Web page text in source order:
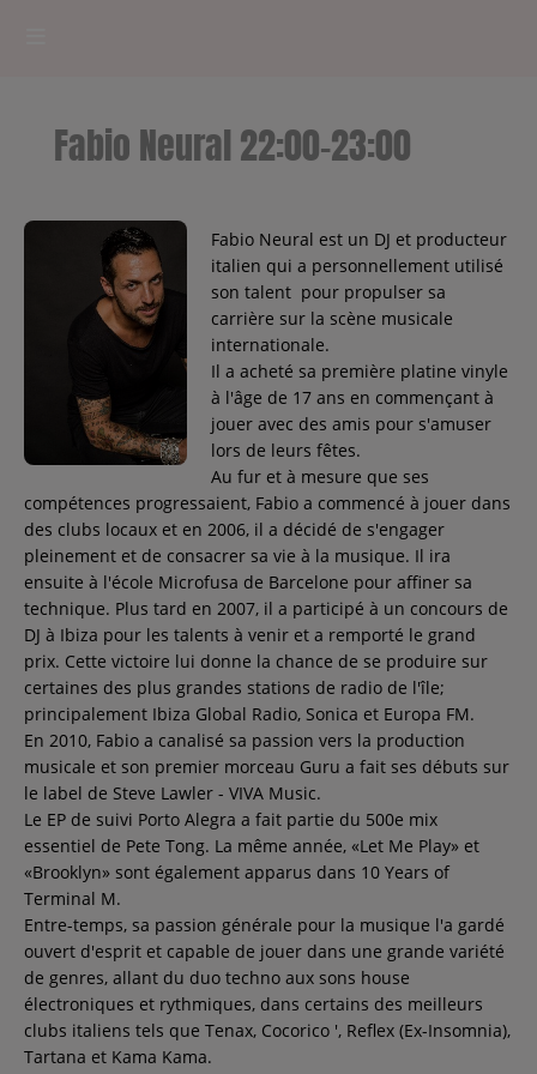
RADIOPLAYER
CK RADIO Line-up
PODCASTS
Cultur'Ciné - Jean Meurice
CONCOURS
Contact
Contact
Régie Publicitaire
Fréquences
Recherche d'un titre
SE CONNECTER
Fabio Neural 22:00-23:00
Fabio Neural est un DJ et producteur
italien qui a personnellement utilisé
son talent pour propulser sa
carrière sur la scène musicale
internationale.
Il a acheté sa première platine vinyle
à l'âge de 17 ans en commençant à
jouer avec des amis pour s'amuser
lors de leurs fêtes.
Au fur et à mesure que ses
compétences progressaient, Fabio a commencé à jouer dans
des clubs locaux et en 2006, il a décidé de s'engager
pleinement et de consacrer sa vie à la musique. Il ira
ensuite à l'école Microfusa de Barcelone pour affiner sa
technique. Plus tard en 2007, il a participé à un concours de
DJ à Ibiza pour les talents à venir et a remporté le grand
prix. Cette victoire lui donne la chance de se produire sur
certaines des plus grandes stations de radio de l'île;
principalement Ibiza Global Radio, Sonica et Europa FM.
En 2010, Fabio a canalisé sa passion vers la production
musicale et son premier morceau Guru a fait ses débuts sur
le label de Steve Lawler - VIVA Music.
Le EP de suivi Porto Alegra a fait partie du 500e mix
essentiel de Pete Tong. La même année, «Let Me Play» et
«Brooklyn» sont également apparus dans 10 Years of
Terminal M.
Entre-temps, sa passion générale pour la musique l'a gardé
ouvert d'esprit et capable de jouer dans une grande variété
de genres, allant du duo techno aux sons house
électroniques et rythmiques, dans certains des meilleurs
clubs italiens tels que Tenax, Cocorico ', Reflex (Ex-Insomnia),
Tartana et Kama Kama.